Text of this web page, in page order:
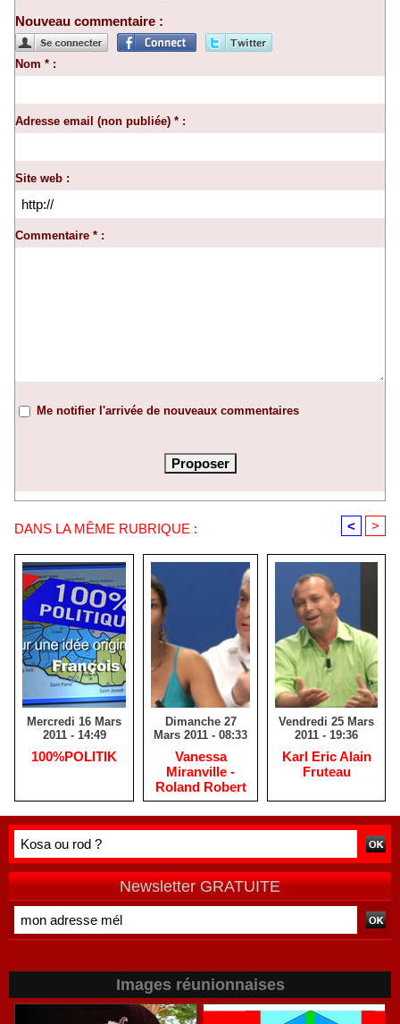
Nouveau commentaire :
Nom * :
Adresse email (non publiée) * :
Site web :
Commentaire * :
Me notifier l'arrivée de nouveaux commentaires
DANS LA MÊME RUBRIQUE : < >
Mercredi 16 Mars
2011 - 14:49
100%POLITIK
Dimanche 27
Mars 2011 - 08:33
Vanessa
Miranville -
Roland Robert
Vendredi 25 Mars
2011 - 19:36
Karl Eric Alain
Fruteau
Newsletter GRATUITE
Images réunionnaises